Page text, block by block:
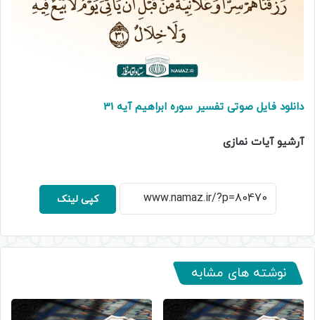
دانلود فایل صوتی تفسیر سوره ابراهیم آیه 31
آرشیو آیات نمازی
کپی لینک
نوشته های مشابه